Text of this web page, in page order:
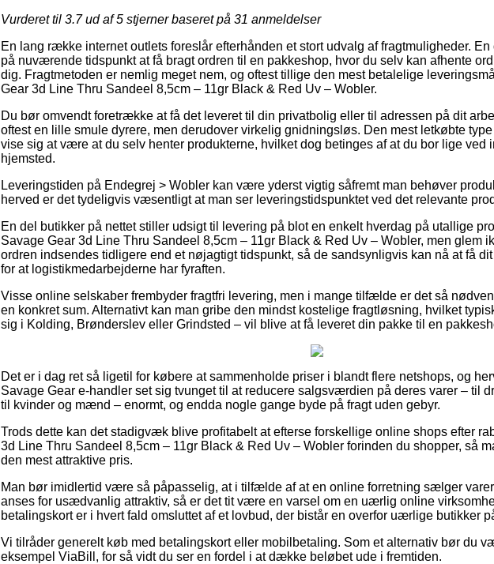
Vurderet til 3.7ud af 5 stjerner baseret på 31 anmeldelser
En lang række internet outlets foreslår efterhånden et stort udvalg af fragtmuligheder.
på nuværende tidspunkt at få bragt ordren til en pakkeshop, hvor du selv kan afhente
dig. Fragtmetoden er nemlig meget nem, og oftest tillige den mest betalelige
Gear 3d Line Thru Sandeel 8,5cm – 11gr Black & Red Uv – Wobler.
Du bør omvendt foretrække at få det leveret til din privatbolig eller til adressen på dit
oftest en lille smule dyrere, men derudover virkelig gnidningsløs. Den mest letkøbte
vise sig at være at du selv henter produkterne, hvilket dog betinges af at du bor lige ved
hjemsted.
Leveringstiden på Endegrej > Wobler kan være yderst vigtig såfremt man behøver
herved er det tydeligvis væsentligt at man ser leveringstidspunktet ved det relevante
En del butikker på nettet stiller udsigt til levering på blot en enkelt hverdag på utallige
Savage Gear 3d Line Thru Sandeel 8,5cm – 11gr Black & Red Uv – Wobler, men glem
ordren indsendes tidligere end et nøjagtigt tidspunkt, så de sandsynligvis kan nå at få
for at logistikmedarbejderne har fyraften.
Visse online selskaber frembyder fragtfri levering, men i mange tilfælde er det så
en konkret sum. Alternativt kan man gribe den mindst kostelige fragtløsning, hvilket
sig i Kolding, Brønderslev eller Grindsted – vil blive at få leveret din pakke til en
Det er i dag ret så ligetil for købere at sammenholde priser i blandt flere netshops, og
Savage Gear e-handler set sig tvunget til at reducere salgsværdien på deres varer – til
til kvinder og mænd – enormt, og endda nogle gange byde på fragt uden gebyr.
Trods dette kan det stadigvæk blive profitabelt at efterse forskellige online shops efter
3d Line Thru Sandeel 8,5cm – 11gr Black & Red Uv – Wobler forinden du shopper, så
den mest attraktive pris.
Man bør imidlertid være så påpasselig, at i tilfælde af at en online forretning sælger
anses for usædvanlig attraktiv, så er det tit være en varsel om en uærlig online
betalingskort er i hvert fald omsluttet af et lovbud, der bistår en overfor uærlige butikker
Vi tilråder generelt køb med betalingskort eller mobilbetaling. Som et alternativ bør du
eksempel ViaBill, for så vidt du ser en fordel i at dække beløbet ude i fremtiden.